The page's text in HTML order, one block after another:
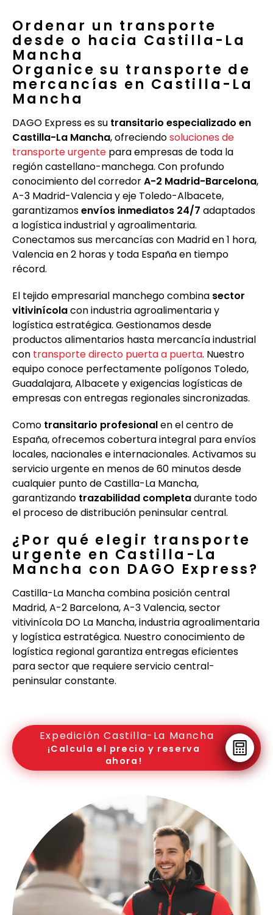
Ordenar un transporte
desde o hacia Castilla-La
Mancha
Organice su transporte de
mercancías en Castilla-La
Mancha
DAGO Express es su transitario especializado en
Castilla-La Mancha, ofreciendosoluciones de
transporte urgente para empresas de toda la
región castellano-manchega. Con profundo
conocimiento del corredorA-2 Madrid-Barcelona,
A-3 Madrid-Valencia y eje Toledo-Albacete,
garantizamosenvíos inmediatos 24/7 adaptados
a logística industrial y agroalimentaria.
Conectamos sus mercancías con Madrid en 1 hora,
Valencia en 2 horas y toda España en tiempo
récord.
El tejido empresarial manchego combina sector
vitivinícolacon industria agroalimentaria y
logística estratégica. Gestionamos desde
productos alimentarios hasta mercancía industrial
con transporte directo puerta a puerta. Nuestro
equipo conoce perfectamente polígonos Toledo,
Guadalajara, Albacete y exigencias logísticas de
empresas con entregas regionales sincronizadas.
Como transitario profesionalen el centro de
España, ofrecemos cobertura integral para envíos
locales, nacionales e internacionales. Activamos su
servicio urgente en menos de 60 minutos desde
cualquier punto de Castilla-La Mancha,
garantizando trazabilidad completadurante todo
el proceso de distribución peninsular central.
¿Por qué elegir transporte
urgente en Castilla-La
Mancha con DAGO Express?
Castilla-La Mancha combina posición central
Madrid, A-2 Barcelona, A-3 Valencia, sector
vitivinícola DO La Mancha, industria agroalimentaria
y logística estratégica. Nuestro conocimiento de
logística regional garantiza entregas eficientes
para sector que requiere servicio central-
peninsular constante.
Expedición Castilla-La Mancha
¡Calcula el precio y reserva
ahora!